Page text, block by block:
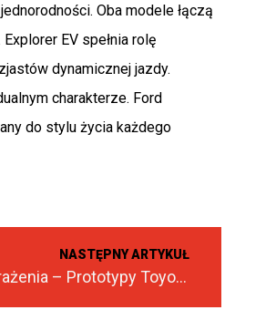
Oba modele łączą
EV spełnia rolę
dynamicznej jazdy.
charakterze. Ford
do stylu życia każdego
NASTĘPNY ARTYKUŁ
Legendarny styl i mocne wrażenia – Prototypy Toyoty na SEMA 2024